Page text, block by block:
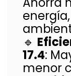
🔹
17.4:
menor